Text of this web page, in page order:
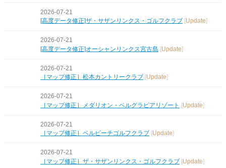
2026-07-21
[高度データ修正]ザ・サザンリンクス・ゴルフクラブ
Update
2026-07-21
[高度データ修正]オーシャンリンクス宮古島 [Update]
2026-07-21
［マップ修正］松本カントリークラブ
Update
2026-07-21
［マップ修正］メダリオン・ベルグラビアリゾート
[Update]
2026-07-21
［マップ修正］ベルビーチゴルフクラブ [Update]
2026-07-21
［マップ修正］ザ・サザンリンクス・ゴルフクラブ [Update]